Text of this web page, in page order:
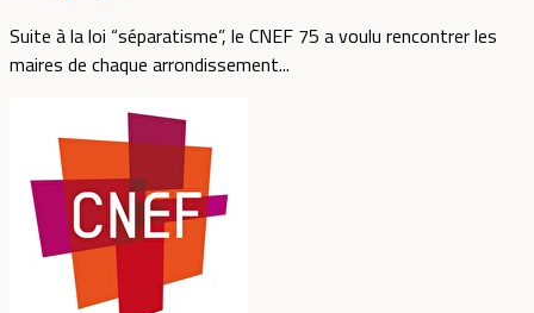
Suite à la loi “séparatisme”, le CNEF 75 a voulu rencontrer les
maires de chaque arrondissement...